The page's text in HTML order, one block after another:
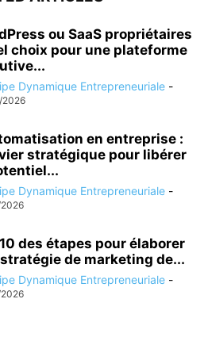
ou SaaS propriétaires
choix pour une plateforme
Dynamique Entrepreneuriale -
en entreprise :
stratégique pour libérer
Dynamique Entrepreneuriale -
des étapes pour élaborer
de marketing de...
Dynamique Entrepreneuriale -